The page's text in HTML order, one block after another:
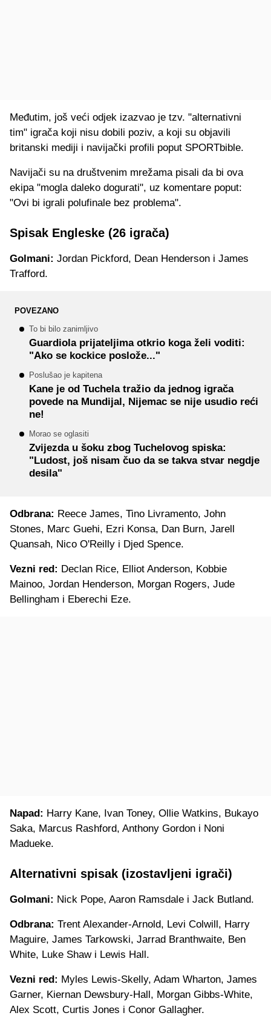
Međutim, još veći odjek izazvao je tzv. "alternativni
tim" igrača koji nisu dobili poziv, a koji su objavili
britanski mediji i navijački profili poput SPORTbible.
Navijači su na društvenim mrežama pisali da bi ova
ekipa "mogla daleko dogurati", uz komentare poput:
"Ovi bi igrali polufinale bez problema".
Spisak Engleske (26 igrača)
Golmani: Jordan Pickford, Dean Henderson i James
Trafford.
POVEZANO
To bi bilo zanimljivo
Guardiola prijateljima otkrio koga želi voditi:
"Ako se kockice poslože..."
Poslušao je kapitena
Kane je od Tuchela tražio da jednog igrača
povede na Mundijal, Nijemac se nije usudio reći
ne!
Morao se oglasiti
Zvijezda u šoku zbog Tuchelovog spiska:
"Ludost, još nisam čuo da se takva stvar negdje
desila"
Odbrana: Reece James, Tino Livramento, John
Stones, Marc Guehi, Ezri Konsa, Dan Burn, Jarell
Quansah, Nico O'Reilly i Djed Spence.
Vezni red: Declan Rice, Elliot Anderson, Kobbie
Mainoo, Jordan Henderson, Morgan Rogers, Jude
Bellingham i Eberechi Eze.
Napad: Harry Kane, Ivan Toney, Ollie Watkins, Bukayo
Saka, Marcus Rashford, Anthony Gordon i Noni
Madueke.
Alternativni spisak (izostavljeni igrači)
Golmani: Nick Pope, Aaron Ramsdale i Jack Butland.
Odbrana: Trent Alexander-Arnold, Levi Colwill, Harry
Maguire, James Tarkowski, Jarrad Branthwaite, Ben
White, Luke Shaw i Lewis Hall.
Vezni red: Myles Lewis-Skelly, Adam Wharton, James
Garner, Kiernan Dewsbury-Hall, Morgan Gibbs-White,
Alex Scott, Curtis Jones i Conor Gallagher.